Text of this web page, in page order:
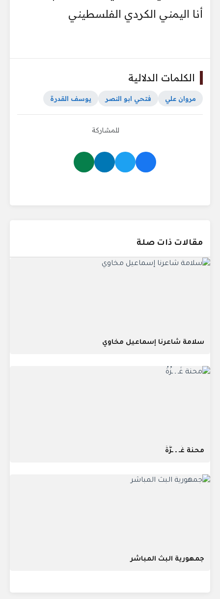
أنا اليمني الكردي الفلسطيني
الكلمات الدلالية
مروان علي فتحي ابو النصر يوسف القدرة
للمشاركة
مقالات ذات صلة
سلامة شاعرنا إسماعيل مخاوي
محنة غَـ ـ ـزَّةُ
جمهورية البث المباشر